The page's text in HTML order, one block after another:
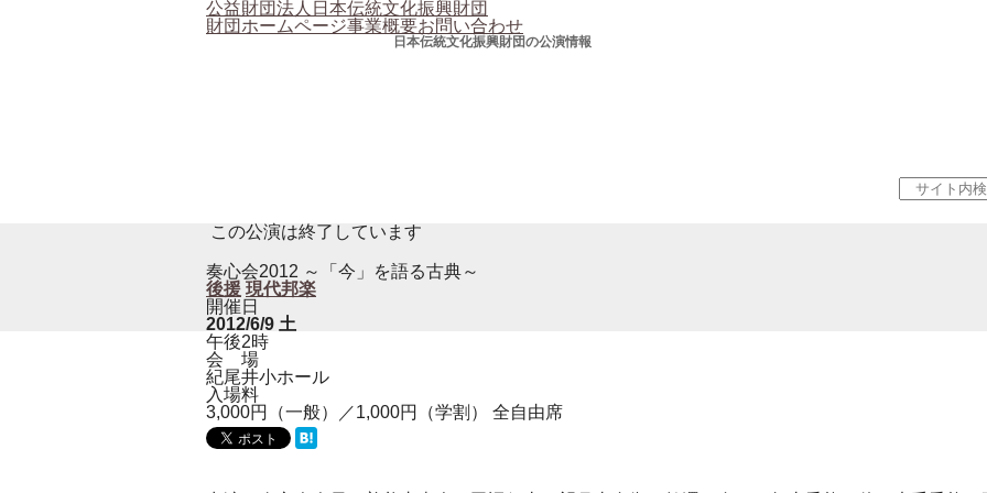
公益財団法人日本伝統文化振興財団
財団ホームページ事業概要お問い合わせ
日本伝統文化振興財団の公演情報
この公演は終了しています
奏心会2012 ～「今」を語る古典～
後援 現代邦楽
開催日
2012/6/9 土
午後2時
会 場
紀尾井小ホール
入場料
3,000円（一般）／1,000円（学割） 全自由席